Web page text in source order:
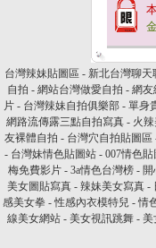
台灣辣妹貼圖區 - 新北台灣聊天
自拍 - 網站台灣做愛自拍 - 網友
片- 台灣辣妹自拍俱樂部- 單身
網路流傳露三點自拍寫真 - 火
友裸體自拍 - 台灣穴自拍貼圖區
- 台灣妹情色貼圖站 - 007情色貼
梅免費影片- 3a情色台灣榜- 開
美女圖貼寫真 - 辣妹美女寫真 -
感美女拳 -性感內衣模特兒 -情
線美女網站 - 美女視訊跳舞 - 美